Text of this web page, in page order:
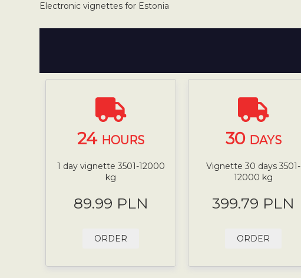
Electronic vignettes for Estonia
24 HOURS
1 day vignette 3501-12000
kg
89.99 PLN
ORDER
30 DAYS
Vignette 30 days 3501-
12000 kg
399.79 PLN
ORDER